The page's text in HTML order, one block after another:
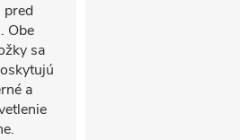
pred
Obe
sa
a